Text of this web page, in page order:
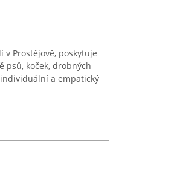
Prostějově, poskytuje
psů, koček, drobných
a empatický